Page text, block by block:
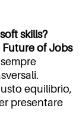
skills?
of Jobs
equilibrio,
presentare